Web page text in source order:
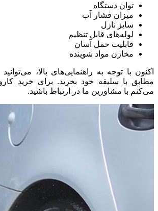
توان دستگاه
میزان فشار آب
سایز نازل
لوله‌های قابل تنظیم
قابلیت حمل آسان
مخازن مواد شوینده
اکنون با توجه به راهنمایی‌های بالا،
مطابق با سلیقه خود بخرید. برای خرید
می‌کنم با مشاورین ما در ارتباط باشید.